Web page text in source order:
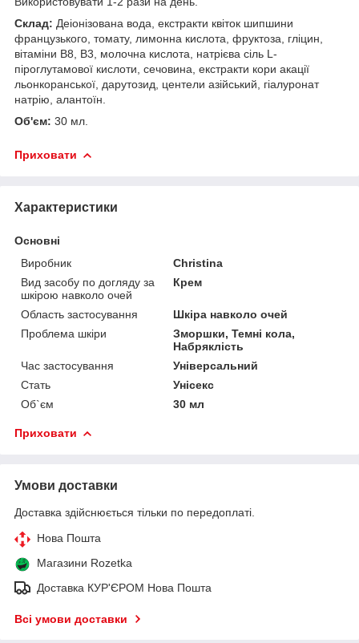
Склад: Деіонізована вода, екстракти квіток шипшини
французького, томату, лимонна кислота, фруктоза, гліцин,
вітаміни В8, В3, молочна кислота, натрієва сіль L-
піроглутамової кислоти, сечовина, екстракти кори акації
льонкоранської, дарутозид, центели азійський, гіалуронат
натрію, алантоїн.
Об'єм: 30 мл.
Приховати
Характеристики
Основні
Виробник
Christina
Вид засобу по догляду за
шкірою навколо очей
Крем
Область застосування
Шкіра навколо очей
Проблема шкіри
Зморшки, Темні кола,
Набряклість
Час застосування
Універсальний
Стать
Унісекс
Об`єм
30 мл
Приховати
Умови доставки
Доставка здійснюється тільки по передоплаті.
Нова Пошта
Магазини Rozetka
Доставка КУР'ЄРОМ Нова Пошта
Всі умови доставки